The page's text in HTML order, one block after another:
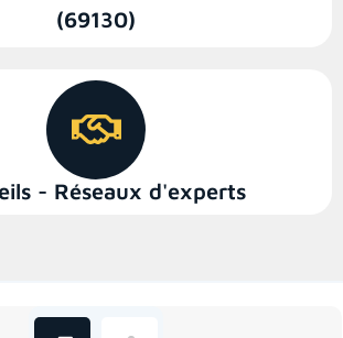
(69130)
- Réseaux d'experts